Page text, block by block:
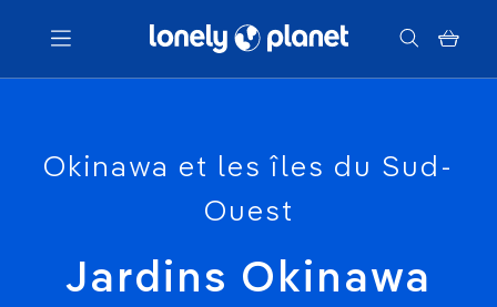
Menu
Votre recherche
Okinawa et les îles du Sud-
Ouest
Jardins Okinawa